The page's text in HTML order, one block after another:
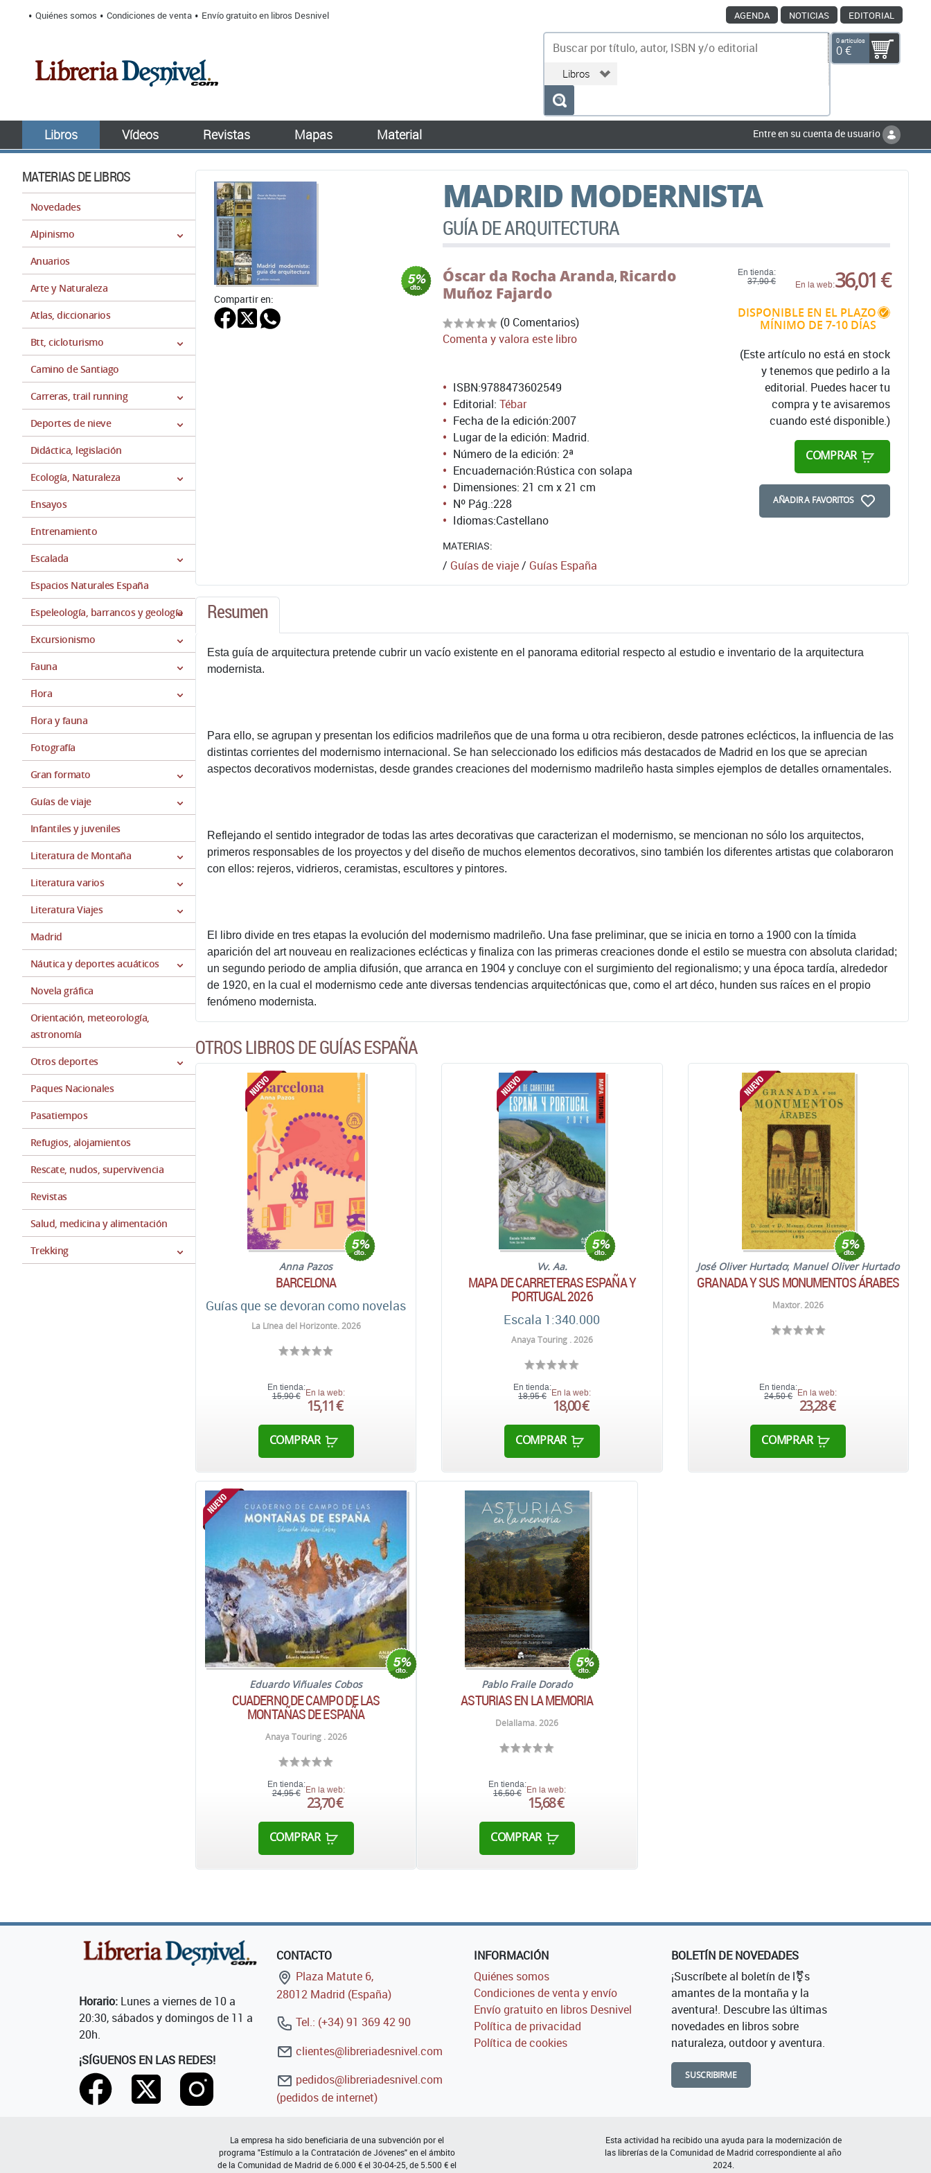
Quiénes somos Condiciones de venta Envío gratuito en libros Desnivel AGENDA NOTICIAS EDITORIAL
0 artículos
0 €
Libros Vídeos Revistas Mapas Material Entre en su cuenta de usuario
MATERIAS DE LIBROS
Novedades
Alpinismo
Anuarios
Arte y Naturaleza
Atlas, diccionarios
Btt, cicloturismo
Camino de Santiago
Carreras, trail running
Deportes de nieve
Didáctica, legislación
Ecología, Naturaleza
Ensayos
Entrenamiento
Escalada
Espacios Naturales España
Espeleología, barrancos y geología
Excursionismo
Fauna
Flora
Flora y fauna
Fotografía
Gran formato
Guías de viaje
Infantiles y juveniles
Literatura de Montaña
Literatura varios
Literatura Viajes
Madrid
Náutica y deportes acuáticos
Novela gráfica
Orientación, meteorología,
astronomía
Otros deportes
Paques Nacionales
Pasatiempos
Refugios, alojamientos
Rescate, nudos, supervivencia
Revistas
Salud, medicina y alimentación
Trekking
MADRID MODERNISTA
GUÍA DE ARQUITECTURA
Compartir en:
Óscar da Rocha Aranda, Ricardo
Muñoz Fajardo
(0 Comentarios)
Comenta y valora este libro
En tienda:
37,90 €
En la web:36,01 €
DISPONIBLE EN EL PLAZO
MÍNIMO DE 7-10 DÍAS
(Este artículo no está en stock
y tenemos que pedirlo a la
editorial. Puedes hacer tu
compra y te avisaremos
cuando esté disponible.)
COMPRAR
AÑADIR A FAVORITOS
ISBN:9788473602549
Editorial: Tébar
Fecha de la edición:2007
Lugar de la edición: Madrid.
Número de la edición: 2ª
Encuadernación:Rústica con solapa
Dimensiones: 21 cm x 21 cm
Nº Pág.:228
Idiomas:Castellano
MATERIAS:
/ Guías de viaje/ Guías España
Resumen
Esta guía de arquitectura pretende cubrir un vacío existente en el panorama editorial respecto al estudio e inventario de la arquitectura
modernista.
Para ello, se agrupan y presentan los edificios madrileños que de una forma u otra recibieron, desde patrones eclécticos, la influencia de las
distintas corrientes del modernismo internacional. Se han seleccionado los edificios más destacados de Madrid en los que se aprecian
aspectos decorativos modernistas, desde grandes creaciones del modernismo madrileño hasta simples ejemplos de detalles ornamentales.
Reflejando el sentido integrador de todas las artes decorativas que caracterizan el modernismo, se mencionan no sólo los arquitectos,
primeros responsables de los proyectos y del diseño de muchos elementos decorativos, sino también los diferentes artistas que colaboraron
con ellos: rejeros, vidrieros, ceramistas, escultores y pintores.
El libro divide en tres etapas la evolución del modernismo madrileño. Una fase preliminar, que se inicia en torno a 1900 con la tímida
aparición del art nouveau en realizaciones eclécticas y finaliza con las primeras creaciones donde el estilo se muestra con absoluta claridad;
un segundo periodo de amplia difusión, que arranca en 1904 y concluye con el surgimiento del regionalismo; y una época tardía, alrededor
de 1920, en la cual el modernismo cede ante diversas tendencias arquitectónicas que, como el art déco, hunden sus raíces en el propio
fenómeno modernista.
OTROS LIBROS DE GUÍAS ESPAÑA
Anna Pazos
BARCELONA
Guías que se devoran como novelas
La Línea del Horizonte. 2026
En tienda:
15,90 € En la web:
15,11 €
COMPRAR
Vv. Aa.
MAPA DE CARRETERAS ESPAÑA Y
PORTUGAL 2026
Escala 1:340.000
Anaya Touring . 2026
En tienda:
18,95 € En la web:
18,00 €
COMPRAR
José Oliver Hurtado; Manuel Oliver Hurtado
GRANADA Y SUS MONUMENTOS ÁRABES
Maxtor. 2026
En tienda:
24,50 €
En la web:
23,28 €
COMPRAR
Eduardo Viñuales Cobos
CUADERNO DE CAMPO DE LAS
MONTAÑAS DE ESPAÑA
Anaya Touring . 2026
En tienda:
24,95 € En la web:
23,70 €
COMPRAR
Pablo Fraile Dorado
ASTURIAS EN LA MEMORIA
Delallama. 2026
En tienda:
16,50 € En la web:
15,68 €
COMPRAR
Horario: Lunes a viernes de 10 a
20:30, sábados y domingos de 11 a
20h.
¡SÍGUENOS EN LAS REDES!
CONTACTO
Plaza Matute 6,
28012 Madrid (España)
Tel.: (+34) 91 369 42 90
clientes@libreriadesnivel.com
pedidos@libreriadesnivel.com
(pedidos de internet)
INFORMACIÓN
Quiénes somos
Condiciones de venta y envío
Envío gratuito en libros Desnivel
Política de privacidad
Política de cookies
BOLETÍN DE NOVEDADES
¡Suscríbete al boletín de l⚧s
amantes de la montaña y la
aventura!. Descubre las últimas
novedades en libros sobre
naturaleza, outdoor y aventura.
SUSCRIBIRME
La empresa ha sido beneficiaria de una subvención por el
programa "Estímulo a la Contratación de Jóvenes" en el ámbito
de la Comunidad de Madrid de 6.000 € el 30-04-25, de 5.500 € el
Esta actividad ha recibido una ayuda para la modernización de
las librerías de la Comunidad de Madrid correspondiente al año
2024.